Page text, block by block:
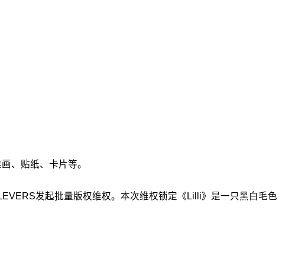
、贴纸、卡片等。
发起批量版权维权。本次维权锁定《Lilli》是一只黑白毛色